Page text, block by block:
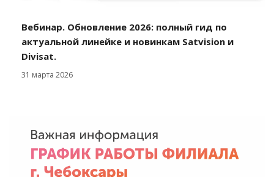
Вебинар. Обновление 2026: полный гид по
актуальной линейке и новинкам Satvision и
Divisat.
31 марта 2026